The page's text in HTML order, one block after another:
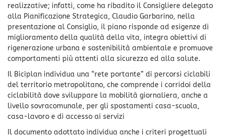
realizzative; infatti, come ha ribadito il Consigliere delegato
alla Pianificazione Strategica, Claudio Garbarino, nella
presentazione al Consiglio, il piano risponde ad esigenze di
miglioramento della qualità della vita, integra obiettivi di
rigenerazione urbana e sostenibilità ambientale e promuove
comportamenti più attenti alla sicurezza ed alla salute.
Il Biciplan individua una “rete portante” di percorsi ciclabili
del territorio metropolitano, che comprende i corridoi della
ciclabilità dove sviluppare la mobilità giornaliera, anche a
livello sovracomunale, per gli spostamenti casa-scuola,
casa-lavoro e di accesso ai servizi
Il documento adottato individua anche i criteri progettuali